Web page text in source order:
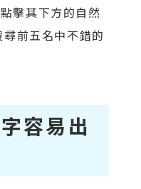
擊其下方的自然
前五名中不錯的
容易出